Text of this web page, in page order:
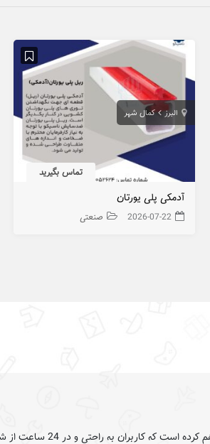
البرز کمال شهر
تماس بگیرید
آدمکی پلی یورتان
2026-07-22 صنعتی
وب سایت تبلیغات گستر این